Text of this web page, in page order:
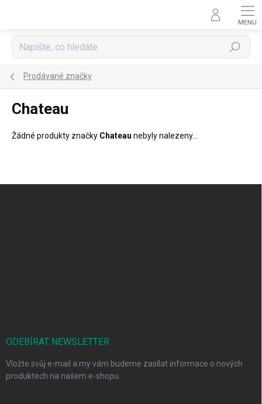
Hledat
Prodávané značky
Chateau
Žádné produkty značky Chateau nebyly nalezeny...
ODEBÍRAT NEWSLETTER
Vložte svůj e-mail a my vám budeme zasílat informace o nových
produktech na našem e-shopu.